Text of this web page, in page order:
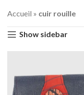
Accueil » cuir rouille
Show sidebar